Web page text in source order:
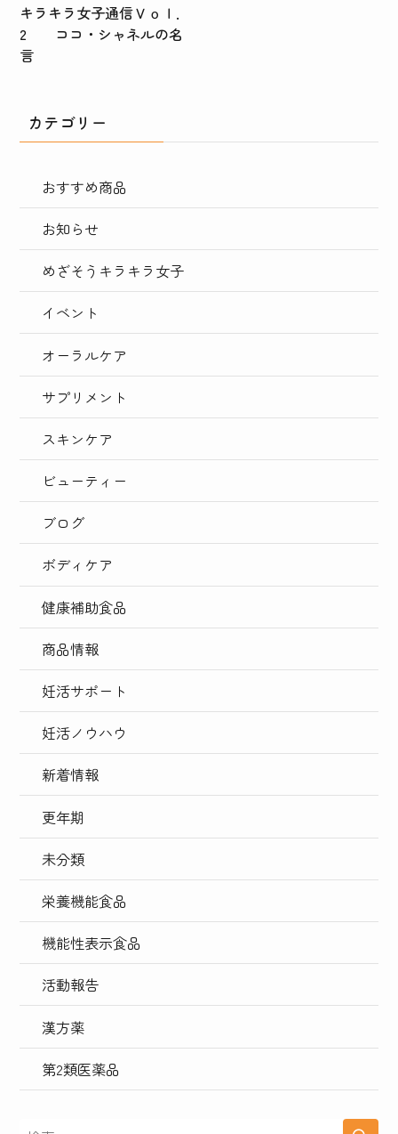
キラキラ女子通信Ｖｏｌ．
2 ココ・シャネルの名
言
カテゴリー
おすすめ商品
お知らせ
めざそうキラキラ女子
イベント
オーラルケア
サプリメント
スキンケア
ビューティー
ブログ
ボディケア
健康補助食品
商品情報
妊活サポート
妊活ノウハウ
新着情報
更年期
未分類
栄養機能食品
機能性表示食品
活動報告
漢方薬
第2類医薬品